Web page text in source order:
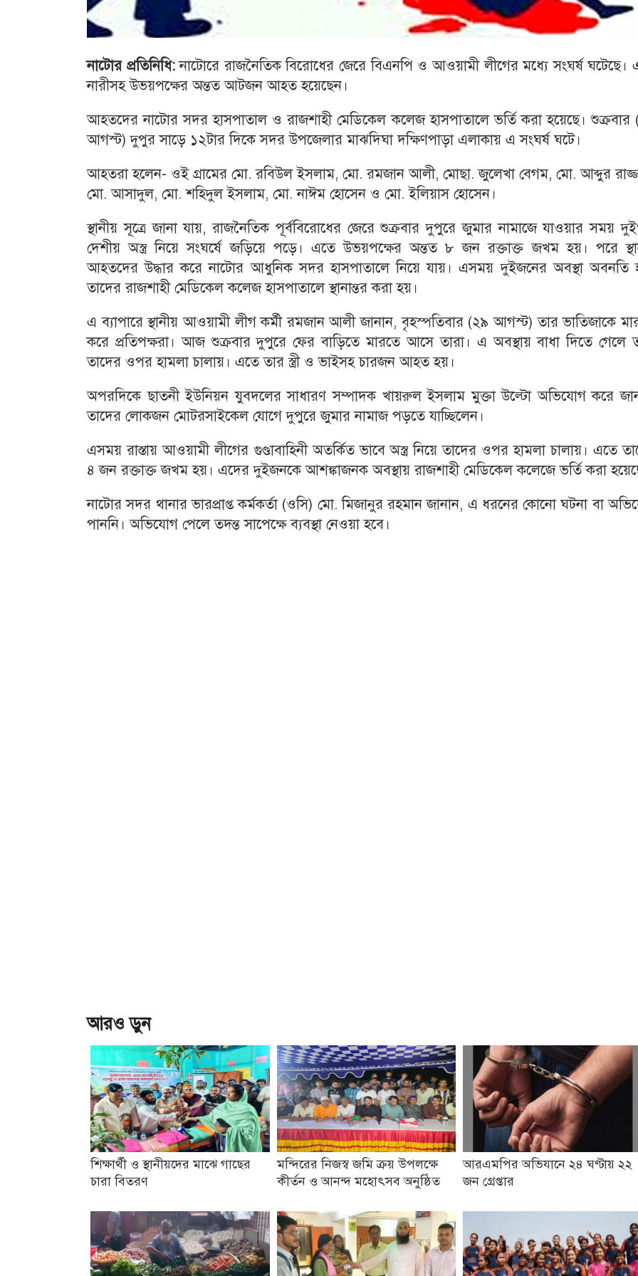
নাটোর প্রতিনিধি:নাটোরে রাজনৈতিক বিরোধের জেরে বিএনপি ও আওয়ামী লীগের মধ্যে সংঘর্ষ ঘটেছে।
নারীসহ উভয়পক্ষের অন্তত আটজন আহত হয়েছেন।
আহতদের নাটোর সদর হাসপাতাল ও রাজশাহী মেডিকেল কলেজ হাসপাতালে ভর্তি করা হয়েছে। শুক্রবার
আগস্ট) দুপুর সাড়ে ১২টার দিকে সদর উপজেলার মাঝদিঘা দক্ষিণপাড়া এলাকায় এ সংঘর্ষ ঘটে।
আহতরা হলেন- ওই গ্রামের মো. রবিউল ইসলাম, মো. রমজান আলী, মোছা. জুলেখা বেগম, মো. আব্দুর
মো. আসাদুল, মো. শহিদুল ইসলাম, মো. নাঈম হোসেন ও মো. ইলিয়াস হোসেন।
স্থানীয় সূত্রে জানা যায়, রাজনৈতিক পূর্ববিরোধের জেরে শুক্রবার দুপুরে জুমার নামাজে যাওয়ার সময়
দেশীয় অস্ত্র নিয়ে সংঘর্ষে জড়িয়ে পড়ে। এতে উভয়পক্ষের অন্তত ৮ জন রক্তাক্ত জখম হয়। পরে
আহতদের উদ্ধার করে নাটোর আধুনিক সদর হাসপাতালে নিয়ে যায়। এসময় দুইজনের অবস্থা অবনতি
তাদের রাজশাহী মেডিকেল কলেজ হাসপাতালে স্থানান্তর করা হয়।
এ ব্যাপারে স্থানীয় আওয়ামী লীগ কর্মী রমজান আলী জানান, বৃহস্পতিবার (২৯ আগস্ট) তার ভাতিজাকে
করে প্রতিপক্ষরা। আজ শুক্রবার দুপুরে ফের বাড়িতে মারতে আসে তারা। এ অবস্থায় বাধা দিতে গেলে
তাদের ওপর হামলা চালায়। এতে তার স্ত্রী ও ভাইসহ চারজন আহত হয়।
অপরদিকে ছাতনী ইউনিয়ন যুবদলের সাধারণ সম্পাদক খায়রুল ইসলাম মুক্তা উল্টো অভিযোগ করে
তাদের লোকজন মোটরসাইকেল যোগে দুপুরে জুমার নামাজ পড়তে যাচ্ছিলেন।
এসময় রাস্তায় আওয়ামী লীগের গুণ্ডাবাহিনী অতর্কিত ভাবে অস্ত্র নিয়ে তাদের ওপর হামলা চালায়। এতে
৪ জন রক্তাক্ত জখম হয়। এদের দুইজনকে আশঙ্কাজনক অবস্থায় রাজশাহী মেডিকেল কলেজে ভর্তি করা
নাটোর সদর থানার ভারপ্রাপ্ত কর্মকর্তা (ওসি) মো. মিজানুর রহমান জানান, এ ধরনের কোনো ঘটনা বা
পাননি। অভিযোগ পেলে তদন্ত সাপেক্ষে ব্যবস্থা নেওয়া হবে।
আরও ড়ুন
শিক্ষার্থী ও স্থানীয়দের মাঝে গাছের
চারা বিতরণ
মন্দিরের নিজস্ব জমি ক্রয় উপলক্ষে
কীর্তন ও আনন্দ মহোৎসব অনুষ্ঠিত
আরএমপির অভিযানে ২৪ ঘণ্টায় ২২
জন গ্রেপ্তার